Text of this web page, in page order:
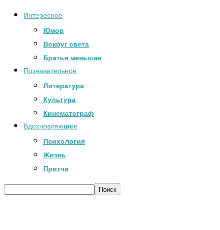
Интересное
Юмор
Вокруг света
Братья меньшие
Познавательное
Литература
Культура
Кинематограф
Вдохновляющее
Психология
Жизнь
Притчи